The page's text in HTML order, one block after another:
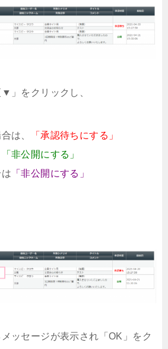
」をクリックし、
は、
「承認待ちにする」
「非公開にする」
「非公開にする」
ッセージが表示され「OK」をク